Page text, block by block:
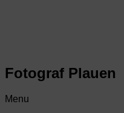
Fotograf Plauen
Menu